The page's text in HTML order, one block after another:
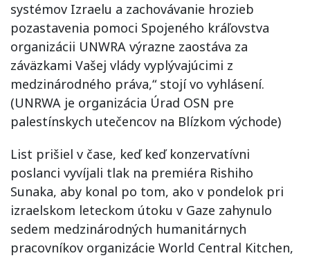
systémov Izraelu a zachovávanie hrozieb
pozastavenia pomoci Spojeného kráľovstva
organizácii UNWRA výrazne zaostáva za
záväzkami Vašej vlády vyplývajúcimi z
medzinárodného práva,“ stojí vo vyhlásení.
(UNRWA je organizácia Úrad OSN pre
palestínskych utečencov na Blízkom východe)
List prišiel v čase, keď keď konzervatívni
poslanci vyvíjali tlak na premiéra Rishiho
Sunaka, aby konal po tom, ako v pondelok pri
izraelskom leteckom útoku v Gaze zahynulo
sedem medzinárodných humanitárnych
pracovníkov organizácie World Central Kitchen,